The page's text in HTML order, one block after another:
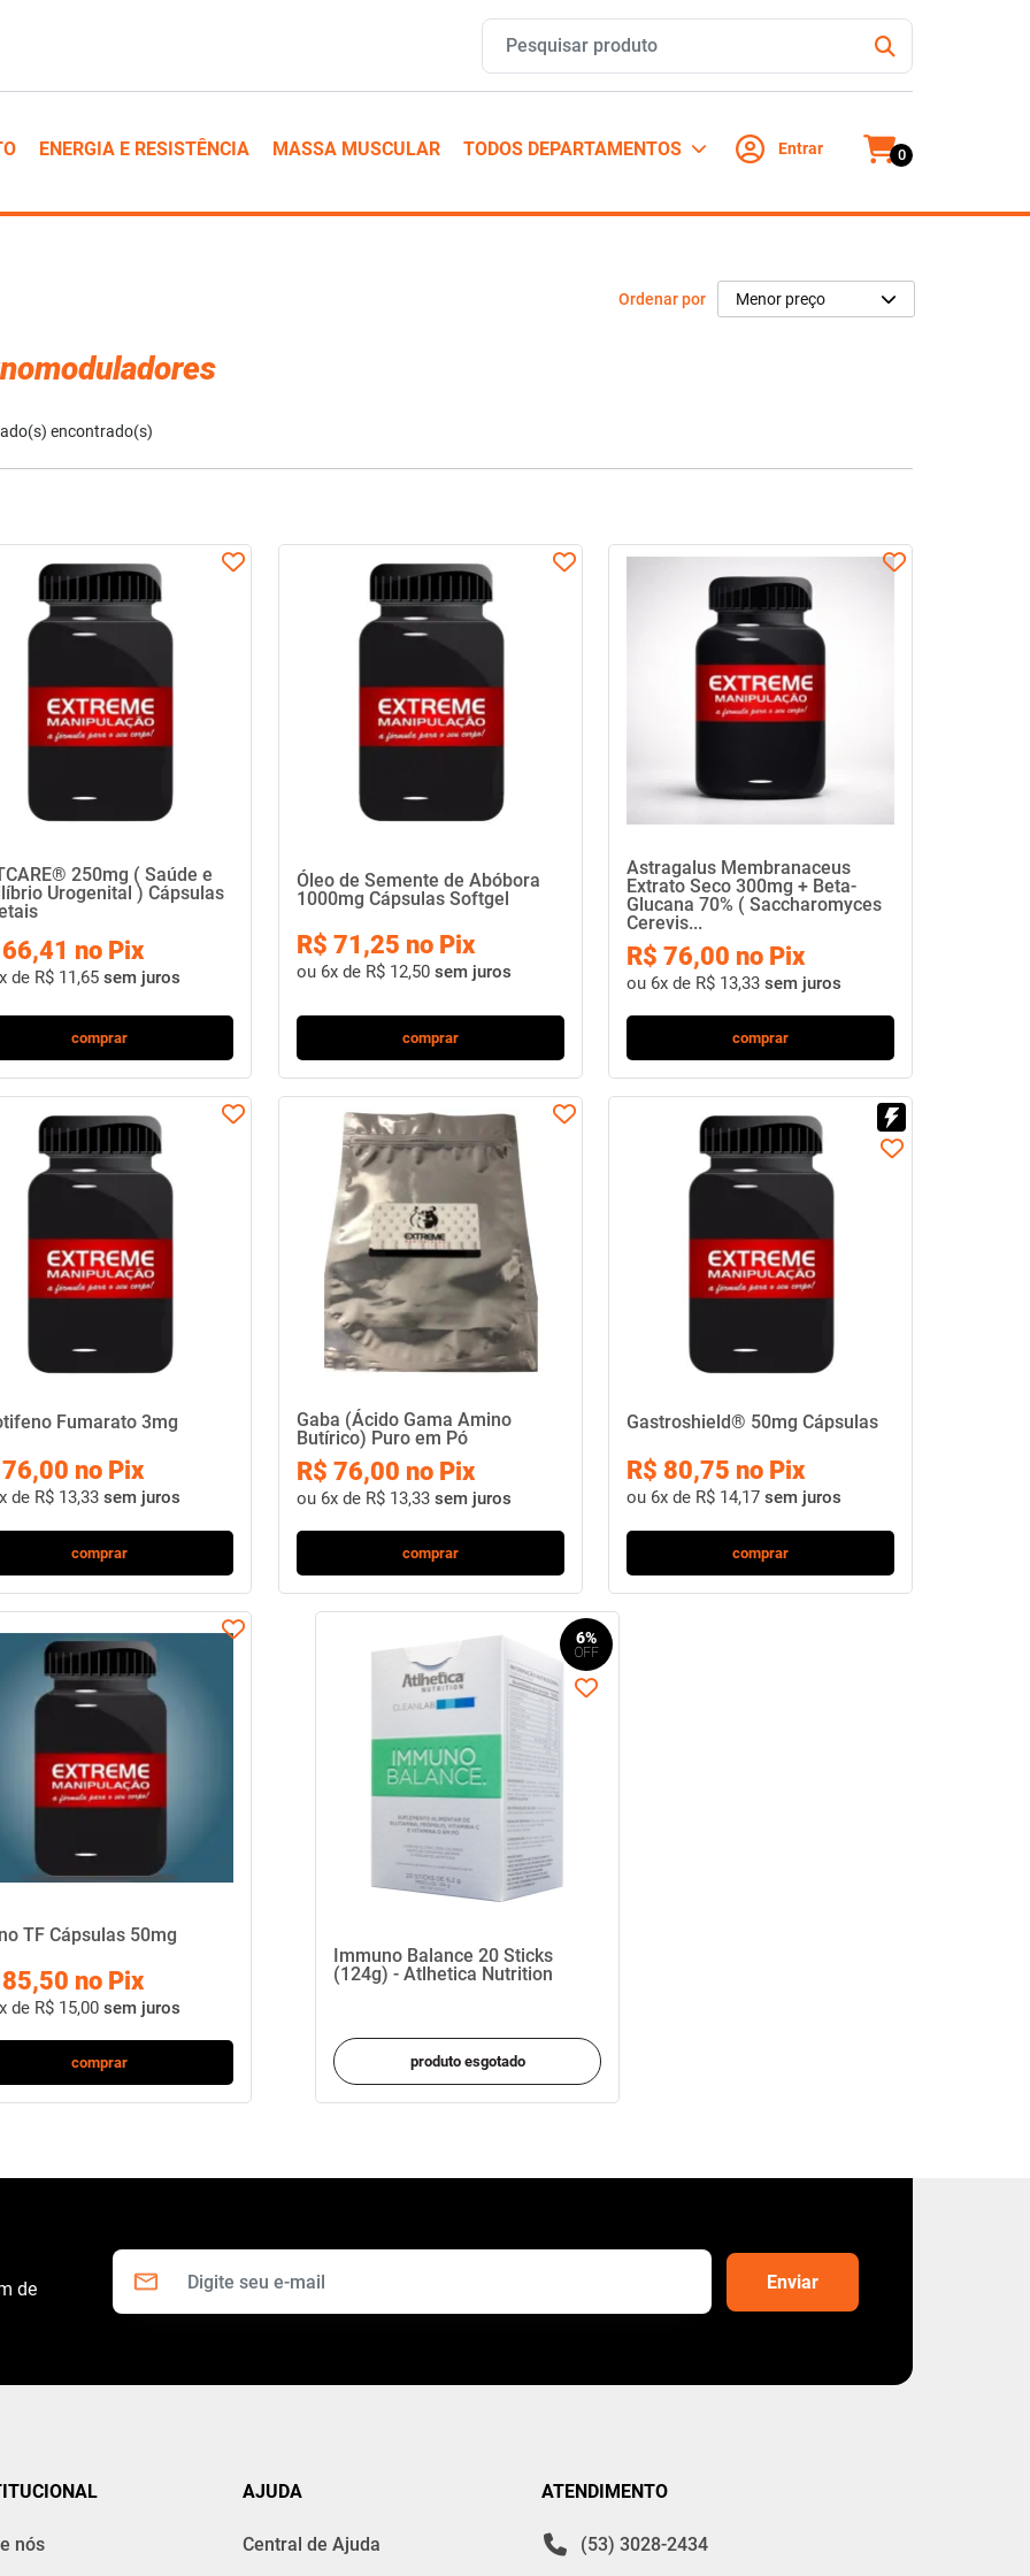
ENERGIA E RESISTÊNCIA MASSA MUSCULAR TODOS DEPARTAMENTOS Entrar 0
Ordenar por Menor preço
encontrado(s)
250mg ( Saúde e
Urogenital ) Cápsulas
no Pix
de R$ 11,65 sem juros
comprar
Óleo de Semente de Abóbora
1000mg Cápsulas Softgel
R$ 71,25 no Pix
ou 6x de R$ 12,50sem juros
comprar
Astragalus Membranaceus
Extrato Seco 300mg + Beta-
Glucana 70% ( Saccharomyces
Cerevis...
R$ 76,00 no Pix
ou 6x de R$ 13,33 sem juros
comprar
Fumarato 3mg
no Pix
de R$ 13,33 sem juros
comprar
Gaba (Ácido Gama Amino
Butírico) Puro em Pó
R$ 76,00 no Pix
ou 6x de R$ 13,33sem juros
comprar
Gastroshield® 50mg Cápsulas
R$ 80,75 no Pix
ou 6x de R$ 14,17 sem juros
comprar
TF Cápsulas 50mg
85,50 no Pix
de R$ 15,00 sem juros
comprar
Immuno Balance 20 Sticks
(124g) - Atlhetica Nutrition
produto esgotado
6%
de
nós
AJUDA
Central de Ajuda
ATENDIMENTO
(53) 3028-2434